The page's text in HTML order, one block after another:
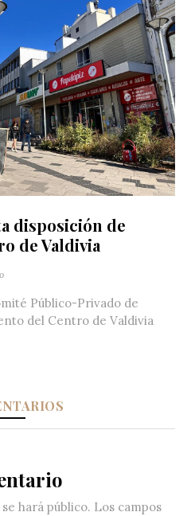
disposición de
de Valdivia
Público-Privado de
del Centro de Valdivia
hará público. Los campos